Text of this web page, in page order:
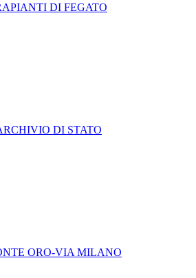
DI FEGATO
DI STATO
ORO-VIA MILANO